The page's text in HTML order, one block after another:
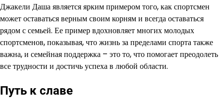
Джакели Даша является ярким примером того, как спортсмен
может оставаться верным своим корням и всегда оставаться
рядом с семьей. Ее пример вдохновляет многих молодых
спортсменов, показывая, что жизнь за пределами спорта также
важна, и семейная поддержка – это то, что помогает преодолеть
все трудности и достичь успеха в любой области.
Путь к славе